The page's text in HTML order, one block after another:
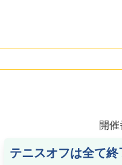
開
テニスオフは全て終